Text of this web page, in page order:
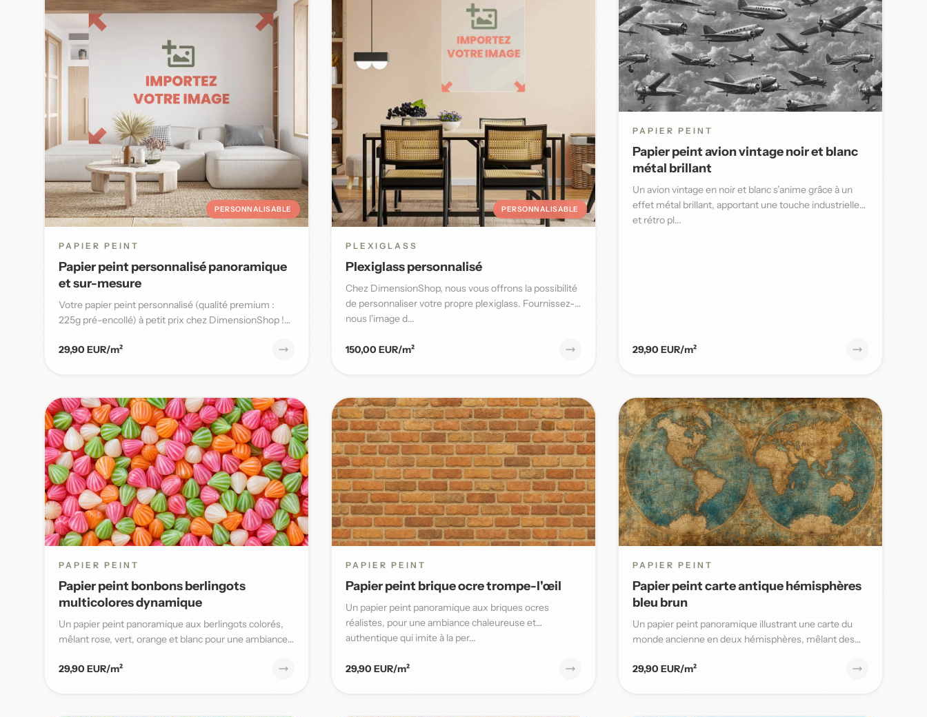
PERSONNALISABLE
PAPIER PEINT
Papier peint personnalisé panoramique
et sur-mesure
Votre papier peint personnalisé (qualité premium :
225g pré-encollé) à petit prix chez DimensionShop !
29,90 EUR/m²
PERSONNALISABLE
PLEXIGLASS
Plexiglass personnalisé
Chez DimensionShop, nous vous offrons la possibilité
de personnaliser votre propre plexiglass. Fournissez-
nous l'image d...
150,00 EUR/m²
PAPIER PEINT
Papier peint avion vintage noir et blanc
métal brillant
Un avion vintage en noir et blanc s’anime grâce à un
effet métal brillant, apportant une touche industrielle
et rétro pl...
29,90 EUR/m²
PAPIER PEINT
Papier peint bonbons berlingots
multicolores dynamique
Un papier peint panoramique aux berlingots colorés,
mêlant rose, vert, orange et blanc pour une ambiance
29,90 EUR/m²
PAPIER PEINT
Papier peint brique ocre trompe-l'œil
Un papier peint panoramique aux briques ocres
réalistes, pour une ambiance chaleureuse et
authentique qui imite à la per...
29,90 EUR/m²
PAPIER PEINT
Papier peint carte antique hémisphères
bleu brun
Un papier peint panoramique illustrant une carte du
monde ancienne en deux hémisphères, mêlant des
29,90 EUR/m²